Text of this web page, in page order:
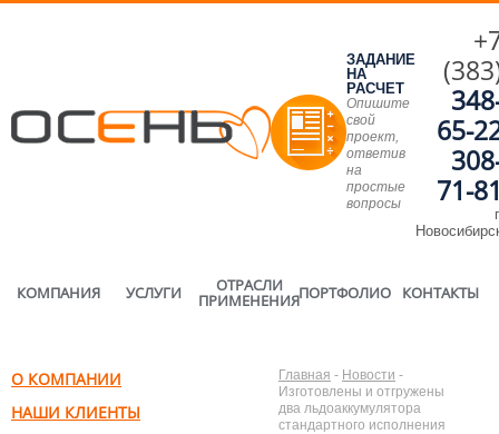
ЗАДАНИЕ
НА
РАСЧЕТ
Опишите
свой
проект,
ответив
на
простые
вопросы
65-
71-
КОМПАНИЯ УСЛУГИ ОТРАСЛИ
ПРИМЕНЕНИЯПОРТФОЛИО КОНТАКТЫ
О КОМПАНИИ
НАШИ КЛИЕНТЫ
Главная - Новости -
Изготовлены и отгружены
два льдоаккумулятора
стандартного исполнения